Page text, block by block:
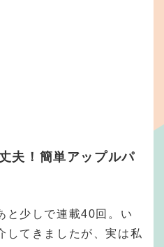
夫！簡単アップルパ
と少しで連載40回。い
してきましたが、実は私